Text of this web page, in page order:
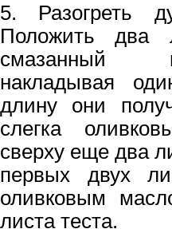
5. Разогреть
Положить два
смазанный
накладывая
длину они
слегка
сверху еще два
первых двух
оливковым
листа теста.